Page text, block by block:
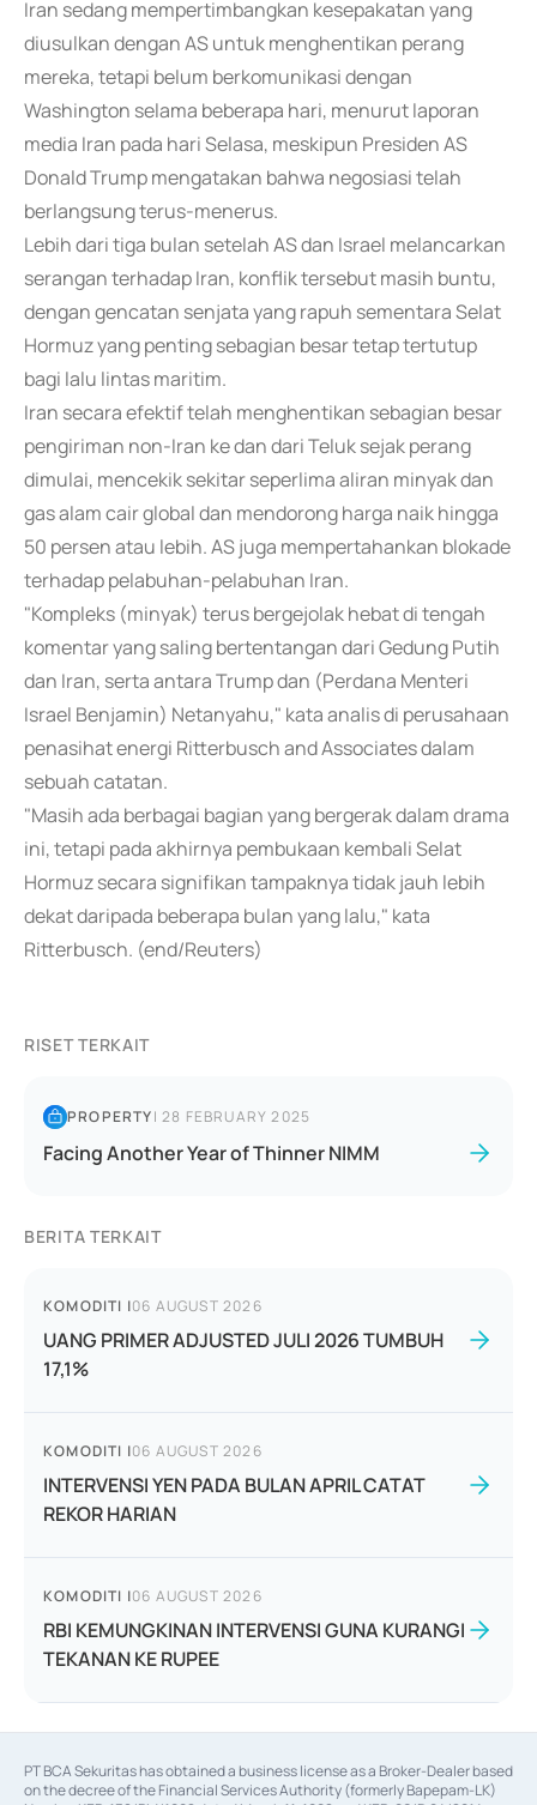
Iran sedang mempertimbangkan kesepakatan yang
diusulkan dengan AS untuk menghentikan perang
mereka, tetapi belum berkomunikasi dengan
Washington selama beberapa hari, menurut laporan
media Iran pada hari Selasa, meskipun Presiden AS
Donald Trump mengatakan bahwa negosiasi telah
berlangsung terus-menerus.
Lebih dari tiga bulan setelah AS dan Israel melancarkan
serangan terhadap Iran, konflik tersebut masih buntu,
dengan gencatan senjata yang rapuh sementara Selat
Hormuz yang penting sebagian besar tetap tertutup
bagi lalu lintas maritim.
Iran secara efektif telah menghentikan sebagian besar
pengiriman non-Iran ke dan dari Teluk sejak perang
dimulai, mencekik sekitar seperlima aliran minyak dan
gas alam cair global dan mendorong harga naik hingga
50 persen atau lebih. AS juga mempertahankan blokade
terhadap pelabuhan-pelabuhan Iran.
"Kompleks (minyak) terus bergejolak hebat di tengah
komentar yang saling bertentangan dari Gedung Putih
dan Iran, serta antara Trump dan (Perdana Menteri
Israel Benjamin) Netanyahu," kata analis di perusahaan
penasihat energi Ritterbusch and Associates dalam
sebuah catatan.
"Masih ada berbagai bagian yang bergerak dalam drama
ini, tetapi pada akhirnya pembukaan kembali Selat
Hormuz secara signifikan tampaknya tidak jauh lebih
dekat daripada beberapa bulan yang lalu," kata
Ritterbusch. (end/Reuters)
RISET TERKAIT
PROPERTY|28 FEBRUARY 2025
Facing Another Year of Thinner NIMM
BERITA TERKAIT
KOMODITI |06 AUGUST 2026
UANG PRIMER ADJUSTED JULI 2026 TUMBUH
17,1%
KOMODITI |06 AUGUST 2026
INTERVENSI YEN PADA BULAN APRIL CATAT
REKOR HARIAN
KOMODITI |06 AUGUST 2026
RBI KEMUNGKINAN INTERVENSI GUNA KURANGI
TEKANAN KE RUPEE
PT BCA Sekuritas has obtained a business license as a Broker-Dealer based
on the decree of the Financial Services Authority (formerly Bapepam-LK)